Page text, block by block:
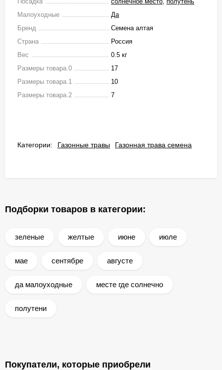
Малоуходные
Да
Бренд
Семена алтая
Страна
Россия
Вес
0.5 кг
Размеры товара.0
17
Размеры товара.1
10
Размеры товара.2
7
Категории: Газонные травы Газонная трава семена
Подборки товаров в категории:
зеленые желтые июне июле
мае сентябре августе
да малоуходные месте где солнечно
полутени
Покупатели, которые приобрели